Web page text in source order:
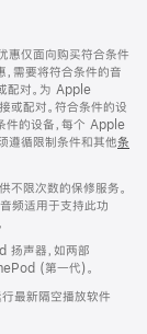
惠仅面向购买符合条件
需要将符合条件的音
配对。为 Apple
配对。符合条件的设
件的设备，每个 Apple
遵循限制条件和其他条
限次数的保修服务。
频适用于支持此功
声器，如两部
(第一代)。
最新隔空播放软件